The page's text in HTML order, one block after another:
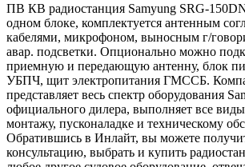
ПВ КВ радиостанция Samyung SRG-
одном блоке, комплектуется антенным
кабелями, микрофоном, выносным г/
авар. подсветки. Опционально можно
приемную и передающую антенну, блок
УБПЧ, щит электропитания ГМССБ.
представляет весь спектр оборудования
официального дилера, выполняет все
монтажу, пусконаладке и техническому
Обратившись в Инлайт, вы можете
консультацию, выбрать и купить